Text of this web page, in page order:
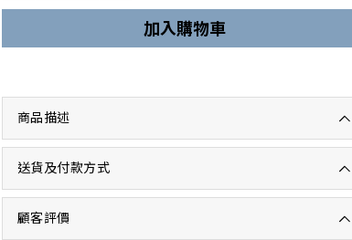
加入購物車
商品描述
送貨及付款方式
顧客評價